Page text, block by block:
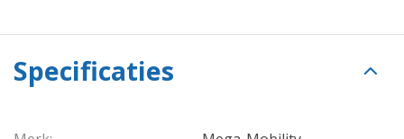
Specificaties